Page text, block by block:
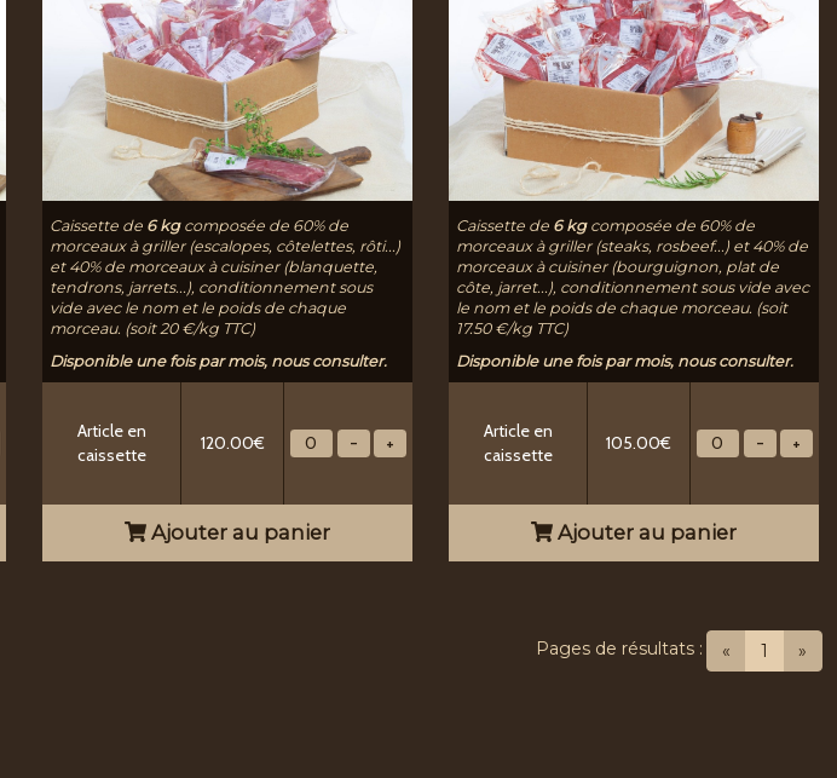
Caissette de 6 kgcomposée de 60% de
morceaux à griller (escalopes, côtelettes, rôti...)
et 40% de morceaux à cuisiner (blanquette,
tendrons, jarrets...), conditionnement sous
vide avec le nom et le poids de chaque
morceau. (soit 20 €/kg TTC)
Disponible une fois par mois, nous consulter.
Article en
caissette
120.00€
Ajouter au panier
Caissette de 6 kgcomposée de 60% de
morceaux à griller (steaks, rosbeef...) et 40% de
morceaux à cuisiner (bourguignon, plat de
côte, jarret...), conditionnement sous vide avec
le nom et le poids de chaque morceau. (soit
17.50 €/kg TTC)
Disponible une fois par mois, nous consulter.
Article en
caissette
105.00€
Ajouter au panier
« 1 »
Pages de résultats :